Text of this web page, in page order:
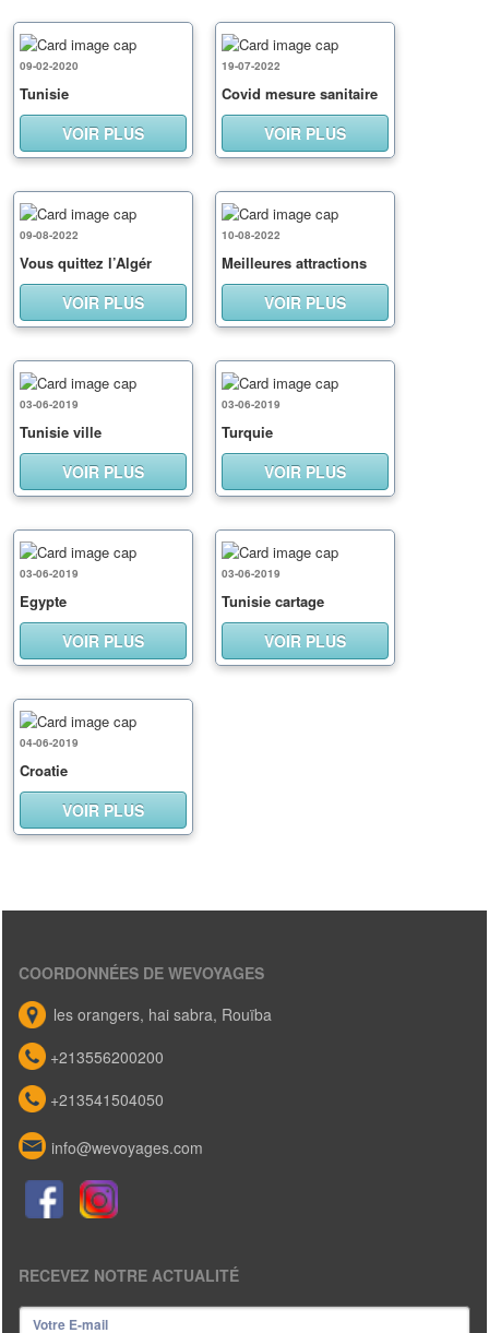
09-02-2020
Tunisie
VOIR PLUS
19-07-2022
Covid mesure sanitaire
VOIR PLUS
09-08-2022
Vous quittez l’Algér
VOIR PLUS
10-08-2022
Meilleures attractions
VOIR PLUS
03-06-2019
Tunisie ville
VOIR PLUS
03-06-2019
Turquie
VOIR PLUS
03-06-2019
Egypte
VOIR PLUS
03-06-2019
Tunisie cartage
VOIR PLUS
04-06-2019
Croatie
VOIR PLUS
COORDONNÉES DE WEVOYAGES
les orangers, hai sabra, Rouïba
+213556200200
+213541504050
info@wevoyages.com
RECEVEZ NOTRE ACTUALITÉ